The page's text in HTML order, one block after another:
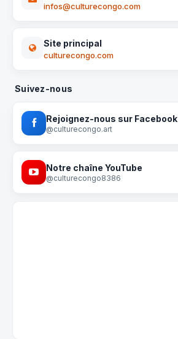
infos@culturecongo.com
Site principal
culturecongo.com
Suivez-nous
Rejoignez-nous sur Facebook
@culturecongo.art
Notre chaîne YouTube
@culturecongo8386